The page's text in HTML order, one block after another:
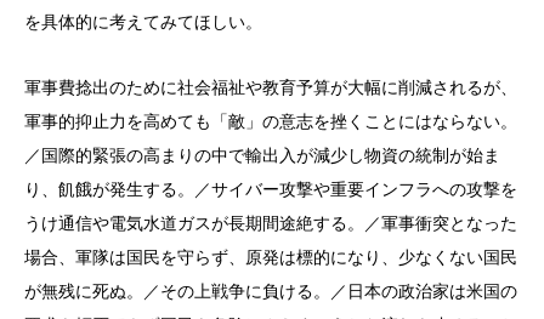
を具体的に考えてみてほしい。
軍事費捻出のために社会福祉や教育予算が大幅に削減されるが、
軍事的抑止力を高めても「敵」の意志を挫くことにはならない。
／国際的緊張の高まりの中で輸出入が減少し物資の統制が始ま
り、飢餓が発生する。／サイバー攻撃や重要インフラへの攻撃を
うけ通信や電気水道ガスが長期間途絶する。／軍事衝突となった
場合、軍隊は国民を守らず、原発は標的になり、少なくない国民
が無残に死ぬ。／その上戦争に負ける。／日本の政治家は米国の